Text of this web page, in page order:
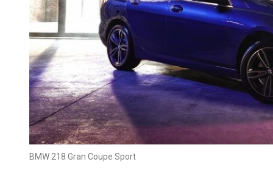
BMW 218 Gran Coupe Sport